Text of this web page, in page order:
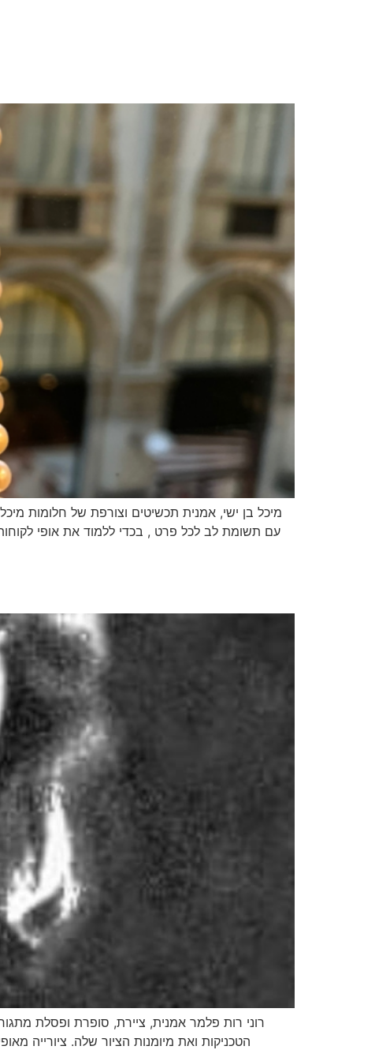
מיכל בן ישי, אמנית תכשיטים וצורפת של חלומות
עם תשומת לב לכל פרט , בכדי ללמוד את אופי
רוני רות פלמר אמנית, ציירת, סופרת ופסלת
הטכניקות ואת מיומנות הציור שלה. ציורייה